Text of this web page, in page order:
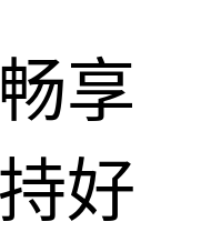
享
好